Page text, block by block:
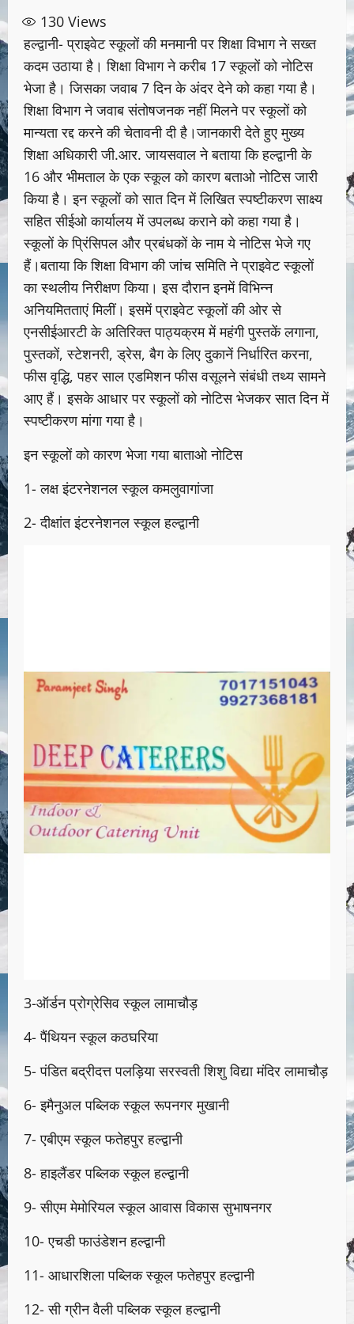
130 Views
हल्द्वानी- प्राइवेट स्कूलों की मनमानी पर शिक्षा विभाग ने सख्त
कदम उठाया है। शिक्षा विभाग ने करीब 17 स्कूलों को नोटिस
भेजा है। जिसका जवाब 7 दिन के अंदर देने को कहा गया है।
शिक्षा विभाग ने जवाब संतोषजनक नहीं मिलने पर स्कूलों को
मान्यता रद्द करने की चेतावनी दी है।जानकारी देते हुए मुख्य
शिक्षा अधिकारी जी.आर. जायसवाल ने बताया कि हल्द्वानी के
16 और भीमताल के एक स्कूल को कारण बताओ नोटिस जारी
किया है। इन स्कूलों को सात दिन में लिखित स्पष्टीकरण साक्ष्य
सहित सीईओ कार्यालय में उपलब्ध कराने को कहा गया है।
स्कूलों के प्रिंसिपल और प्रबंधकों के नाम ये नोटिस भेजे गए
हैं।बताया कि शिक्षा विभाग की जांच समिति ने प्राइवेट स्कूलों
का स्थलीय निरीक्षण किया। इस दौरान इनमें विभिन्न
अनियमितताएं मिलीं। इसमें प्राइवेट स्कूलों की ओर से
एनसीईआरटी के अतिरिक्त पाठ्यक्रम में महंगी पुस्तकें लगाना,
पुस्तकों, स्टेशनरी, ड्रेस, बैग के लिए दुकानें निर्धारित करना,
फीस वृद्धि, पहर साल एडमिशन फीस वसूलने संबंधी तथ्य सामने
आए हैं। इसके आधार पर स्कूलों को नोटिस भेजकर सात दिन में
स्पष्टीकरण मांगा गया है।
इन स्कूलों को कारण भेजा गया बाताओ नोटिस
1- लक्ष इंटरनेशनल स्कूल कमलुवागांजा
2- दीक्षांत इंटरनेशनल स्कूल हल्द्वानी
3-ऑर्डन प्रोग्रेसिव स्कूल लामाचौड़
4- पैंथियन स्कूल कठघरिया
5- पंडित बद्रीदत्त पलड़िया सरस्वती शिशु विद्या मंदिर लामाचौड़
6- इमैनुअल पब्लिक स्कूल रूपनगर मुखानी
7- एबीएम स्कूल फतेहपुर हल्द्वानी
8- हाइलैंडर पब्लिक स्कूल हल्द्वानी
9- सीएम मेमोरियल स्कूल आवास विकास सुभाषनगर
10- एचडी फाउंडेशन हल्द्वानी
11- आधारशिला पब्लिक स्कूल फतेहपुर हल्द्वानी
12- सी ग्रीन वैली पब्लिक स्कूल हल्द्वानी